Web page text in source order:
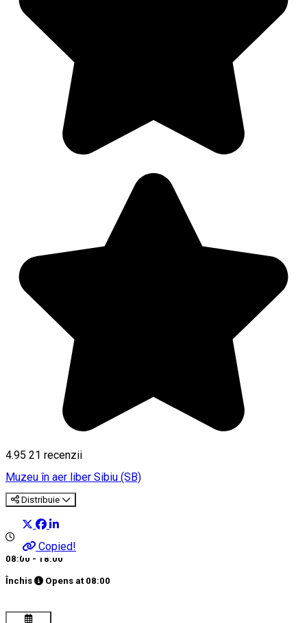
4.95 21 recenzii
Muzeu în aer liber Sibiu (SB)
Distribuie
Copied!
08:00 - 18:00
Închis Opens at 08:00